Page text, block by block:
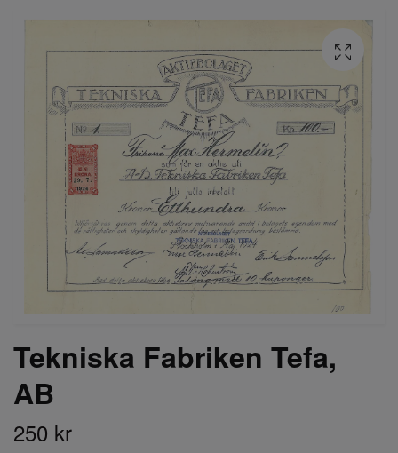
Tekniska Fabriken Tefa,
AB
250 kr